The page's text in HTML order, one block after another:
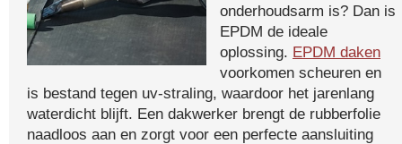
onderhoudsarm is? Dan is
EPDM de ideale
oplossing. EPDM daken
voorkomen scheuren en
is bestand tegen uv-straling, waardoor het jarenlang
waterdicht blijft. Een dakwerker brengt de rubberfolie
naadloos aan en zorgt voor een perfecte aansluiting